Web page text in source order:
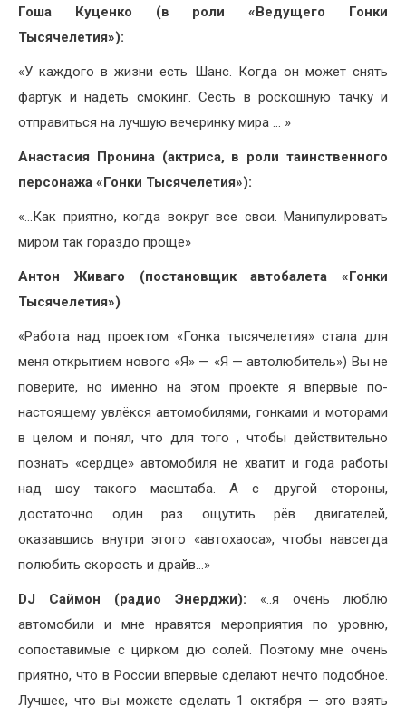
Гоша Куценко (в роли «Ведущего Гонки
Тысячелетия»):
«У каждого в жизни есть Шанс. Когда он может снять
фартук и надеть смокинг. Сесть в роскошную тачку и
отправиться на лучшую вечеринку мира … »
Анастасия Пронина (актриса, в роли таинственного
персонажа «Гонки Тысячелетия»):
«…Как приятно, когда вокруг все свои. Манипулировать
миром так гораздо проще»
Антон Живаго (постановщик автобалета «Гонки
Тысячелетия»)
«Работа над проектом «Гонка тысячелетия» стала для
меня открытием нового «Я» — «Я — автолюбитель») Вы не
поверите, но именно на этом проекте я впервые по-
настоящему увлёкся автомобилями, гонками и моторами
в целом и понял, что для того , чтобы действительно
познать «сердце» автомобиля не хватит и года работы
над шоу такого масштаба. А с другой стороны,
достаточно один раз ощутить рёв двигателей,
оказавшись внутри этого «автохаоса», чтобы навсегда
полюбить скорость и драйв…»
DJ Саймон (радио Энерджи): «..я очень люблю
автомобили и мне нравятся мероприятия по уровню,
сопоставимые с цирком дю солей. Поэтому мне очень
приятно, что в России впервые сделают нечто подобное.
Лучшее, что вы можете сделать 1 октября — это взять